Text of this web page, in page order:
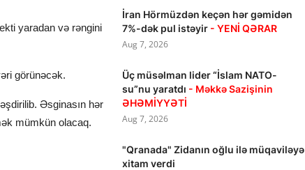
yaradan və rəngini
görünəcək.
Əsginasın hər
mümkün olacaq.
İran Hörmüzdən keçən hər gəmidən
7%-dək pul istəyir - YENİ QƏRAR
Aug 7, 2026
Üç müsəlman lider “İslam NATO-
su”nu yaratdı - Məkkə Sazişinin
ƏHƏMİYYƏTİ
Aug 7, 2026
"Qranada" Zidanın oğlu ilə müqaviləyə
xitam verdi